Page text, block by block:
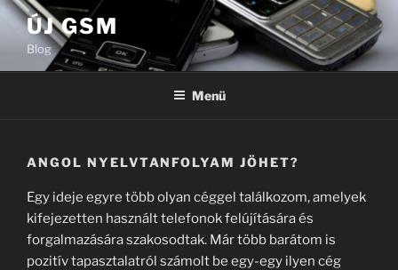
Tartalomhoz
ÚJ GSM
Blog
Menü
ANGOL NYELVTANFOLYAM JÖHET?
Egy ideje egyre több olyan céggel találkozom, amelyek
kifejezetten használt telefonok felújítására és
forgalmazására szakosodtak. Már több barátom is
pozitív tapasztalatról számolt be egy-egy ilyen cég